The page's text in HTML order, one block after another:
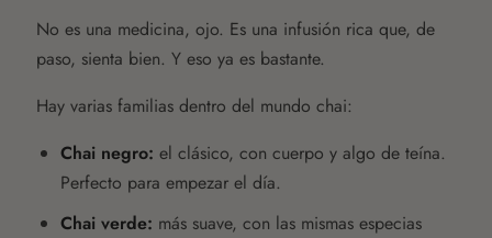
No es una medicina, ojo. Es una infusión rica que, de
paso, sienta bien. Y eso ya es bastante.
Hay varias familias dentro del mundo chai:
Chai negro: el clásico, con cuerpo y algo de teína.
Perfecto para empezar el día.
Chai verde: más suave, con las mismas especias